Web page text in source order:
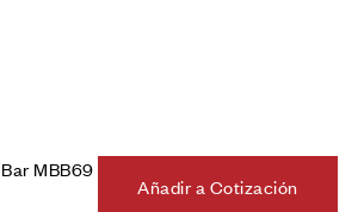
MBB69
Añadir a Cotización